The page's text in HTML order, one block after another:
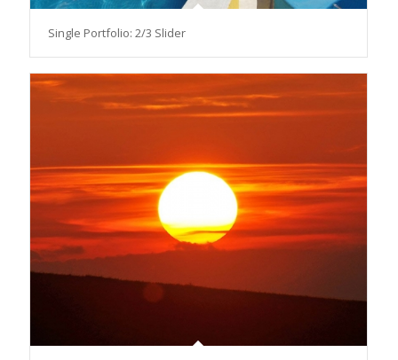
Single Portfolio: 2/3 Slider